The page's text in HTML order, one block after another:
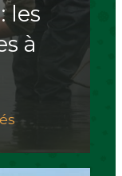
les
à